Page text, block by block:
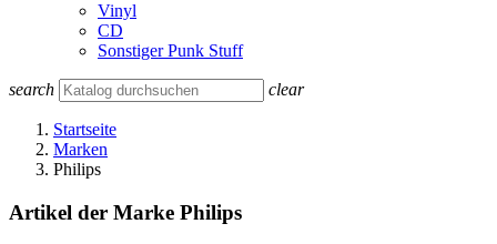
Vinyl
CD
Sonstiger Punk Stuff
search clear
Startseite
Marken
Philips
Artikel der Marke Philips